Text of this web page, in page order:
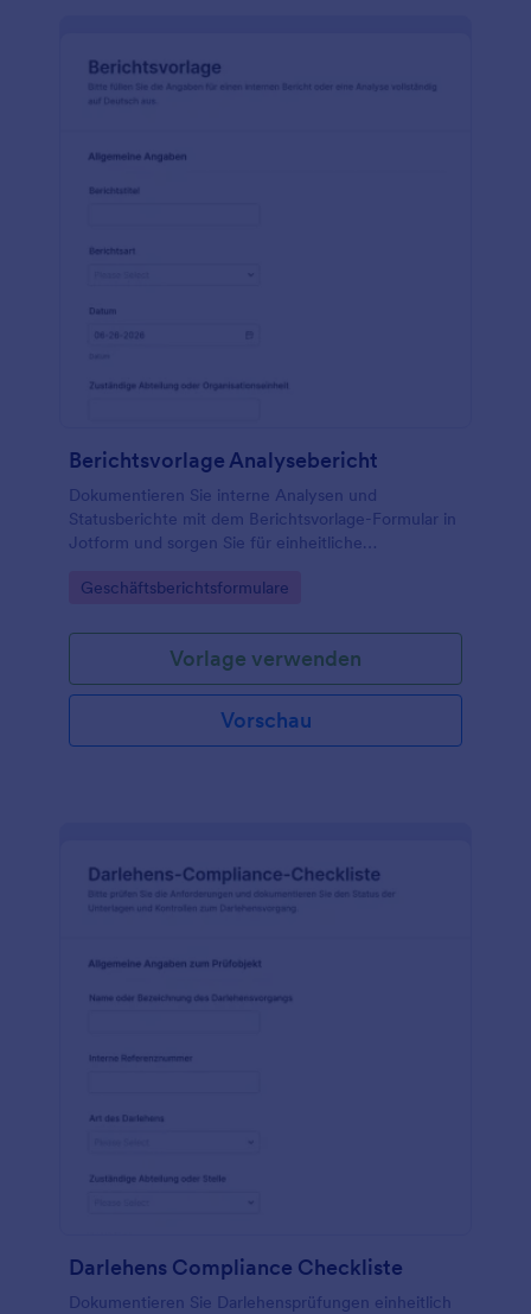
Berichtsvorlage Analysebericht
Dokumentieren Sie interne Analysen und
Statusberichte mit dem Berichtsvorlage-Formular in
Jotform und sorgen Sie für einheitliche
reibungslose interne Freigabe in Teams und
Go to Category:
Geschäftsberichtsformulare
Vorlage verwenden
Vorschau
Darlehens Compliance Checkliste
Dokumentieren Sie Darlehensprüfungen einheitlich